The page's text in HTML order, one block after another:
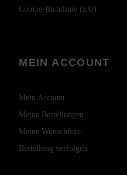
Cookie-Richtlinie (EU)
MEIN ACCOUNT
Mein Account
Meine Bestellungen
Meine Wunschliste
Bestellung verfolgen